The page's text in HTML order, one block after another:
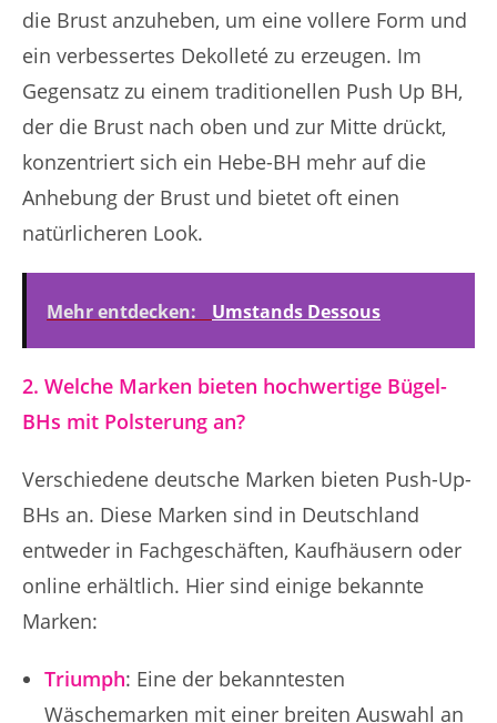
die Brust anzuheben, um eine vollere Form und
ein verbessertes Dekolleté zu erzeugen. Im
Gegensatz zu einem traditionellen Push Up BH,
der die Brust nach oben und zur Mitte drückt,
konzentriert sich ein Hebe-BH mehr auf die
Anhebung der Brust und bietet oft einen
natürlicheren Look.
Mehr entdecken: Umstands Dessous
2. Welche Marken bieten hochwertige Bügel-
BHs mit Polsterung an?
Verschiedene deutsche Marken bieten Push-Up-
BHs an. Diese Marken sind in Deutschland
entweder in Fachgeschäften, Kaufhäusern oder
online erhältlich. Hier sind einige bekannte
Marken:
Triumph: Eine der bekanntesten
Wäschemarken mit einer breiten Auswahl an